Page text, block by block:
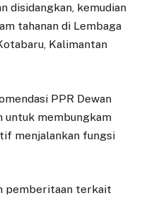
disidangkan, kemudian
tahanan di Lembaga
Kalimantan
PPR Dewan
untuk membungkam
menjalankan fungsi
pemberitaan terkait